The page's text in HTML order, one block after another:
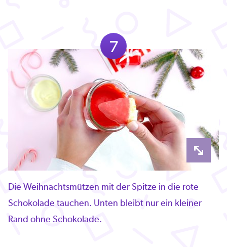
7
Die Weihnachtsmützen mit der Spitze in die rote
Schokolade tauchen. Unten bleibt nur ein kleiner
Rand ohne Schokolade.